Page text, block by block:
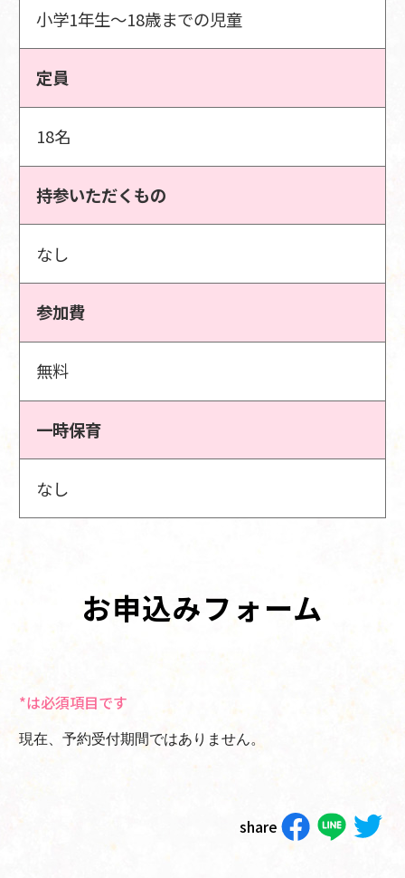
小学1年生～18歳までの児童
定員
18名
持参いただくもの
なし
参加費
無料
一時保育
なし
お申込みフォーム
*は必須項目です
現在、予約受付期間ではありません。
share